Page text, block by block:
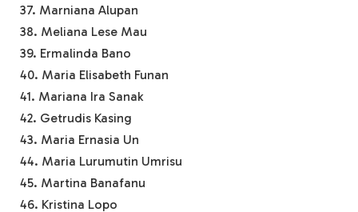
37. Marniana Alupan
38. Meliana Lese Mau
39. Ermalinda Bano
40. Maria Elisabeth Funan
41. Mariana Ira Sanak
42. Getrudis Kasing
43. Maria Ernasia Un
44. Maria Lurumutin Umrisu
45. Martina Banafanu
46. Kristina Lopo